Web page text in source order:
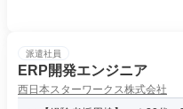
派遣社員
ERP開発エンジニア
西日本スターワークス株式会社